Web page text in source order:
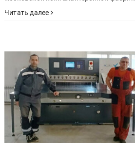
Читать далее